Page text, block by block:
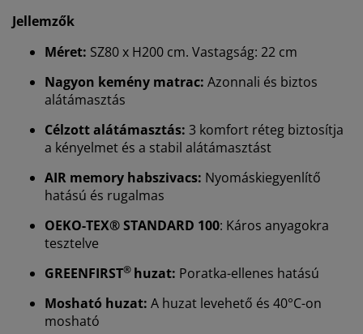
Jellemzők
Méret: SZ80 x H200 cm. Vastagság: 22 cm
Nagyon kemény matrac: Azonnali és biztos
alátámasztás
Célzott alátámasztás: 3 komfort réteg biztosítja
a kényelmet és a stabil alátámasztást
AIR memory habszivacs: Nyomáskiegyenlítő
hatású és rugalmas
OEKO-TEX® STANDARD 100: Káros anyagokra
tesztelve
GREENFIRST® huzat: Poratka-ellenes hatású
Mosható huzat: A huzat levehető és 40°C-on
mosható